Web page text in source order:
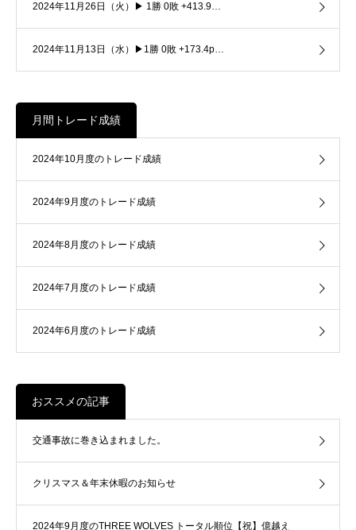
2024年11月26日（火）▶ 1勝 0敗 +413.9…
2024年11月13日（水）▶1勝 0敗 +173.4p…
月間トレード成績
2024年10月度のトレード成績
2024年9月度のトレード成績
2024年8月度のトレード成績
2024年7月度のトレード成績
2024年6月度のトレード成績
おススメの記事
交通事故に巻き込まれました。
クリスマス＆年末休暇のお知らせ
2024年9月度のTHREE WOLVES トータル順位【祝】億越え